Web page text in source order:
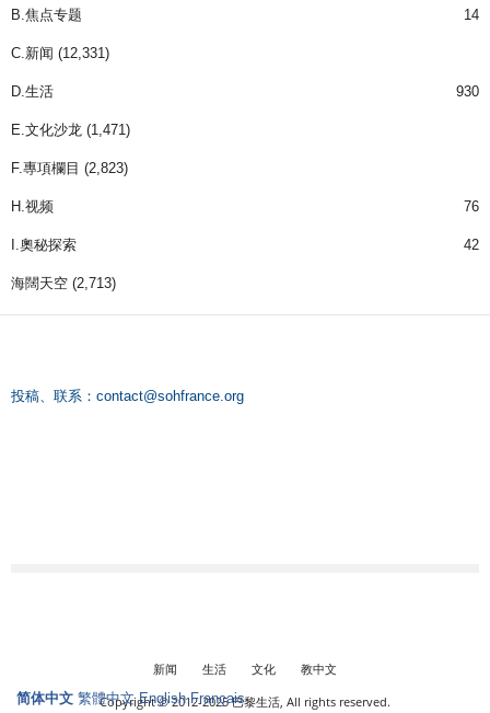
B.焦点专题 14
C.新闻 (12,331)
D.生活 930
E.文化沙龙 (1,471)
F.專項欄目 (2,823)
H.视频 76
I.奧秘探索 42
海闊天空 (2,713)
投稿、联系： contact@sohfrance.org
新闻 生活 文化
教中文
Copyright © 2012-2025 巴黎生活, All rights reserved.
简体中文 繁體中文 English Français